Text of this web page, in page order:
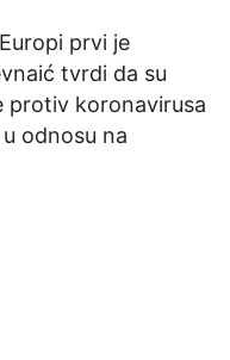
prvi je
tvrdi da su
protiv koronavirusa
odnosu na